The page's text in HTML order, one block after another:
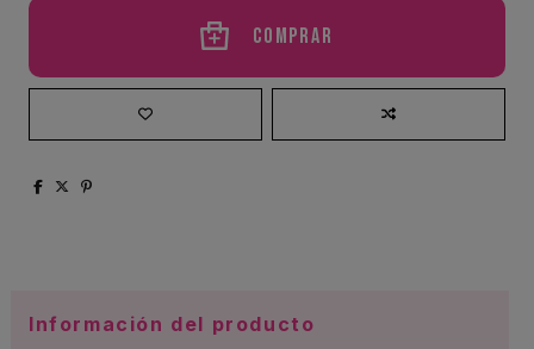
Comprar
Información del producto